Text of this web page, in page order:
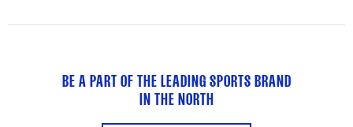
BE A PART OF THE LEADING SPORTS BRAND
IN THE NORTH